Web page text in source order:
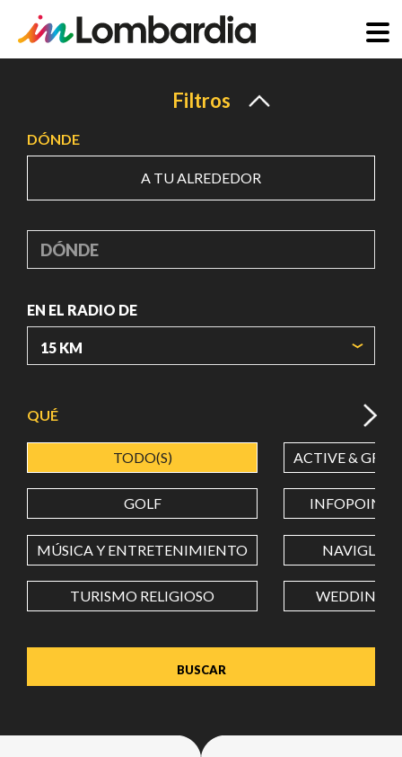
principal
Filtros
DÓNDE
A TU ALREDEDOR
DÓNDE
EN EL RADIO DE
LONGITUD
Value in decimal degrees. Use dot (.) as decimal separator.
QUÉ
TODO(S) ACTIVE &
GOLF INFOPOINT
MÚSICA Y ENTRETENIMIENTO NAVIGLI
TURISMO RELIGIOSO WEDDING